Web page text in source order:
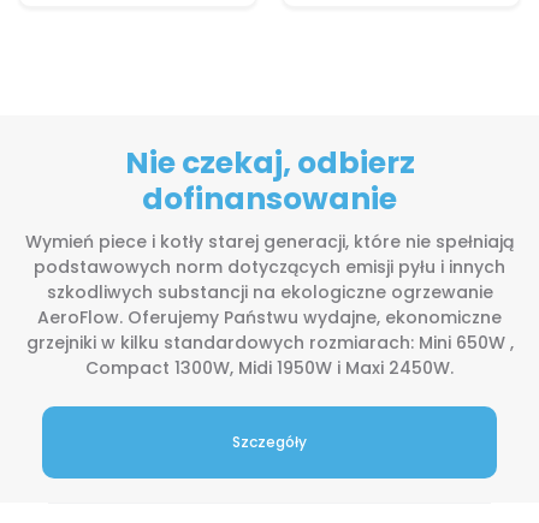
Nie czekaj, odbierz
dofinansowanie
Wymień piece i kotły starej generacji, które nie spełniają
podstawowych norm dotyczących emisji pyłu i innych
szkodliwych substancji na ekologiczne ogrzewanie
AeroFlow. Oferujemy Państwu wydajne, ekonomiczne
grzejniki w kilku standardowych rozmiarach: Mini 650W ,
Compact 1300W, Midi 1950W i Maxi 2450W.
Szczegóły